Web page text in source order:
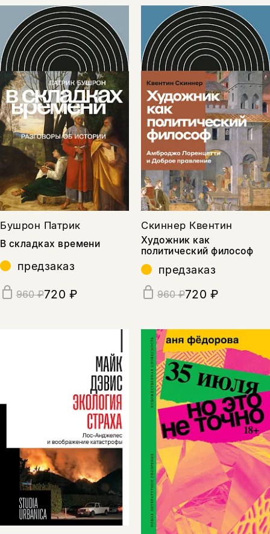
Бушрон Патрик
В складках времени
предзаказ
960 ₽720 ₽
Скиннер Квентин
Художник как
политический философ
предзаказ
960 ₽720 ₽